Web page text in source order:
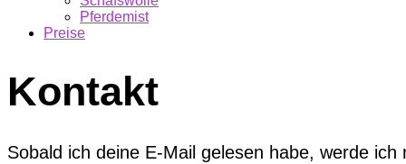
Pferdemist
Preise
Kontakt
Sobald ich deine E-Mail gelesen habe, werde